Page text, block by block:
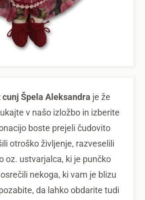
cunj Špela Aleksandra je že
v našo izložbo in izberite
boste prejeli čudovito
otroško življenje, razveselili
oz. ustvarjalca, ki je punčko
nekoga, ki vam je blizu
da lahko obdarite tudi